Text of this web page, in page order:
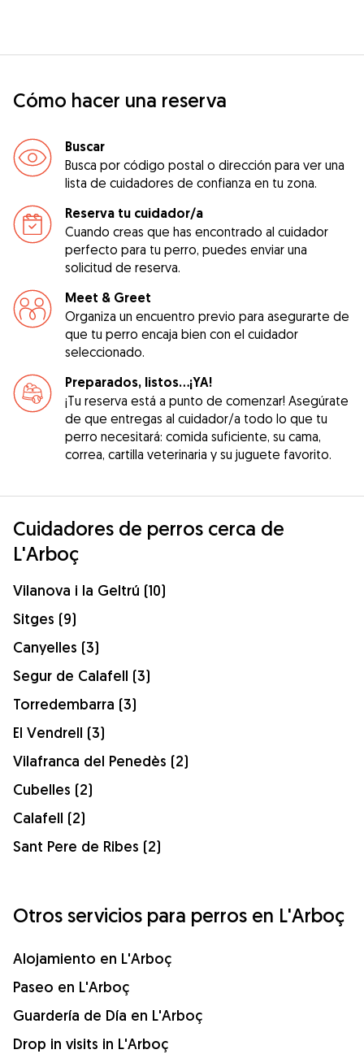
Cómo hacer una reserva
Buscar
Busca por código postal o dirección para ver una
lista de cuidadores de confianza en tu zona.
Reserva tu cuidador/a
Cuando creas que has encontrado al cuidador
perfecto para tu perro, puedes enviar una
solicitud de reserva.
Meet & Greet
Organiza un encuentro previo para asegurarte de
que tu perro encaja bien con el cuidador
seleccionado.
Preparados, listos...¡YA!
¡Tu reserva está a punto de comenzar! Asegúrate
de que entregas al cuidador/a todo lo que tu
perro necesitará: comida suficiente, su cama,
correa, cartilla veterinaria y su juguete favorito.
Cuidadores de perros cerca de
L'Arboç
Vilanova i la Geltrú (10)
Sitges (9)
Canyelles (3)
Segur de Calafell (3)
Torredembarra (3)
El Vendrell (3)
Vilafranca del Penedès (2)
Cubelles (2)
Calafell (2)
Sant Pere de Ribes (2)
Otros servicios para perros en L'Arboç
Alojamiento en L'Arboç
Paseo en L'Arboç
Guardería de Día en L'Arboç
Drop in visits in L'Arboç